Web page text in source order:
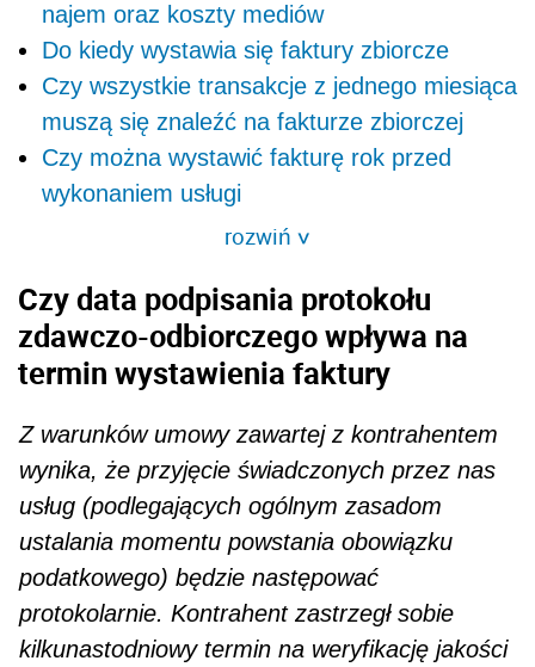
najem oraz koszty mediów
Do kiedy wystawia się faktury zbiorcze
Czy wszystkie transakcje z jednego miesiąca
muszą się znaleźć na fakturze zbiorczej
Czy można wystawić fakturę rok przed
wykonaniem usługi
rozwiń>
Czy data podpisania protokołu
zdawczo-odbiorczego wpływa na
termin wystawienia faktury
Z warunków umowy zawartej z kontrahentem
wynika, że przyjęcie świadczonych przez nas
usług (podlegających ogólnym zasadom
ustalania momentu powstania obowiązku
podatkowego) będzie następować
protokolarnie. Kontrahent zastrzegł sobie
kilkunastodniowy termin na weryfikację jako­ści